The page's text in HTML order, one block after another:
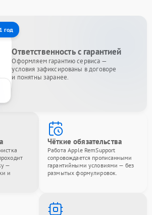
1 год
Ответственность с гарантией
Оформляем гарантию сервиса —
условия зафиксированы в договоре
и понятны заранее.
—
и
Чёткие обязательства
Работа Apple RemSupport
сопровождается прописанными
гарантийными условиями — без
размытых формулировок.